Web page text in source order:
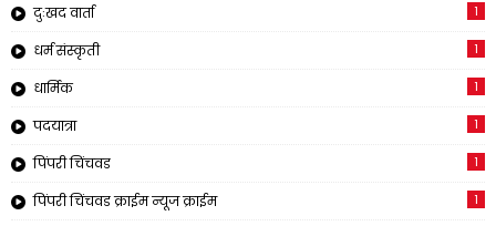
दुःखद वार्ता 1
धर्म संस्कृती 1
धार्मिक 1
पदयात्रा 1
पिंपरी चिंचवड 1
पिंपरी चिंचवड क्राईम न्यूज क्राईम 1